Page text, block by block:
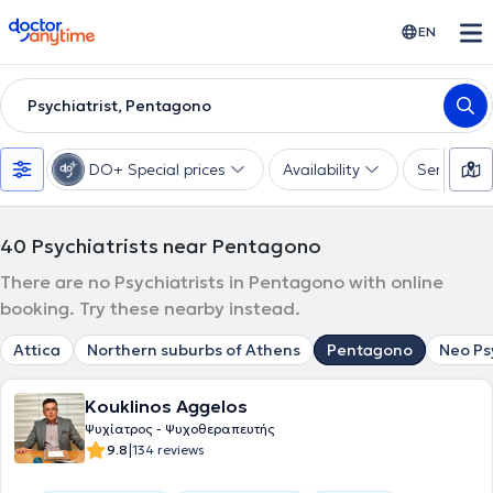
doctoranytime EN
Psychiatrist, Pentagono
DO+ Special prices Availability Services
40 Psychiatrists near Pentagono
There are no Psychiatrists in Pentagono with online
booking. Try these nearby instead.
Attica Northern suburbs of Athens Pentagono Neo
Kouklinos Aggelos
Ψυχίατρος - Ψυχοθεραπευτής
9.8|134 reviews